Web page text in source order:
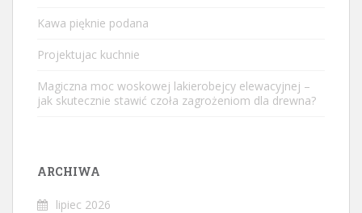
Kawa pięknie podana
Projektujac kuchnie
Magiczna moc woskowej lakierobejcy elewacyjnej –
jak skutecznie stawić czoła zagrożeniom dla drewna?
ARCHIWA
lipiec 2026